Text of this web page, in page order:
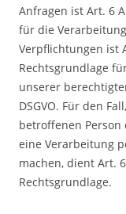
Anfragen ist Art. 6
für die
Verpflichtungen ist
Rechtsgrundlage
unserer
DSGVO. Für den
betroffenen
eine Verarbeitung
machen, dient Art.
Rechtsgrundlage.